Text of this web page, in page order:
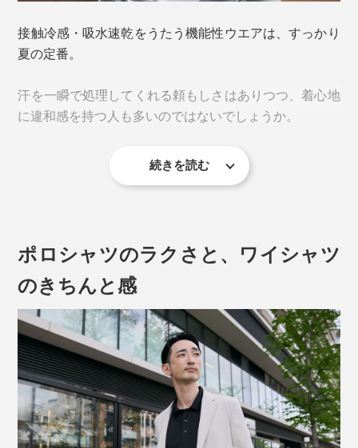
接触冷感・吸水速乾をうたう機能性ウエアは、すっかり
夏の定番。
汗を一瞬で処理してくれる頼もしさはありつつ、着心地
に違和感を持つ人も多いのではないでしょうか。
冷房の効いたオフィスの入った途端「あれ、ちょっと寒
『K−３B』の和紙ポロシャツなら、上質な麻を思わせる
サラッとした肌ざわり。自然なひんやり感で、気持ちい
続きを読む
ポロシャツのラクさと、ワイシャツ
のきちんと感